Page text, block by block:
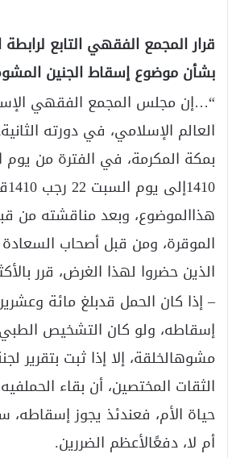
قرار المجمع الفقهي التابع
بشأن موضوع إسقاط الجنين
“…إن مجلس المجمع الفقهي
العالم الإسلامي، في دورته
هذاالموضوع، وبعد مناقشته من
الموقرة، ومن قبل أصحاب السعادة
الذين حضروا لهذا الغرض، قرر
– إذا كان الحمل قدبلغ مائة
إسقاطه، ولو كان التشخيص الطبي
مشوهالخلقة، إلا إذا ثبت بتقرير
الثقات المختصين، أن بقاء
حياة الأم، فعندئذ يجوز
أم لا، دفعًالأعظم الضررين.